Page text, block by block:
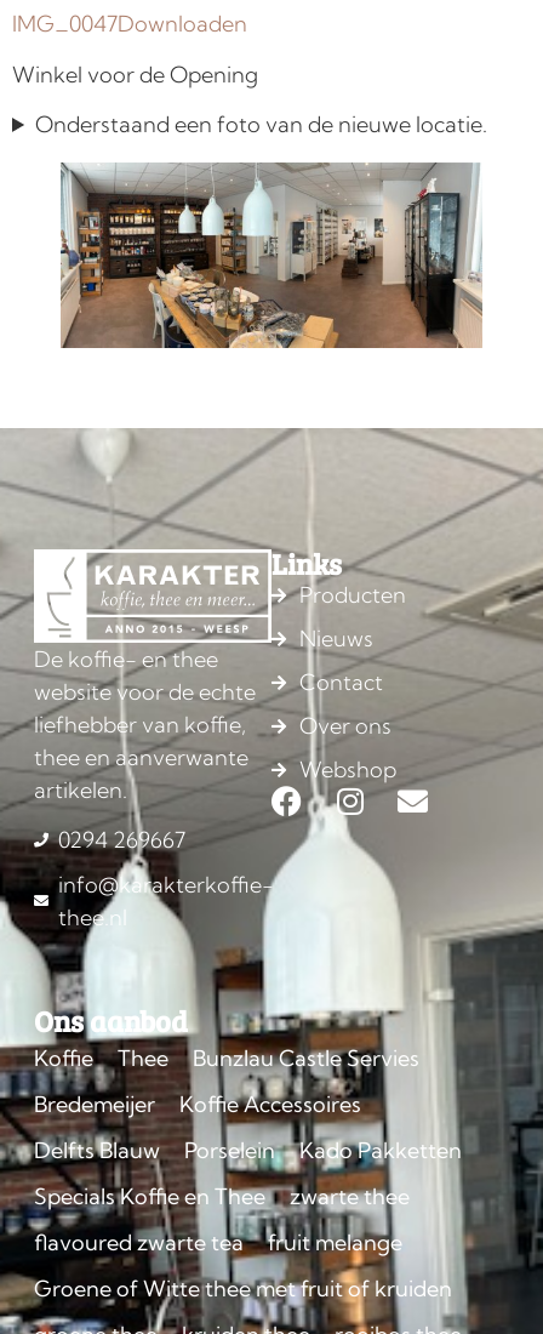
IMG_0047Downloaden
Winkel voor de Opening
Onderstaand een foto van de nieuwe locatie.
De koffie- en thee
website voor de echte
liefhebber van koffie,
thee en aanverwante
artikelen.
0294 269667
info@karakterkoffie-
thee.nl
Links
Producten
Nieuws
Contact
Over ons
Webshop
Ons aanbod
Koffie Thee
Bunzlau Castle Servies
Bredemeijer
Koffie Accessoires
Delfts Blauw
Porselein
Kado Pakketten
Specials Koffie en Thee
zwarte thee
flavoured zwarte tea
fruit melange
Groene of Witte thee met fruit of kruiden